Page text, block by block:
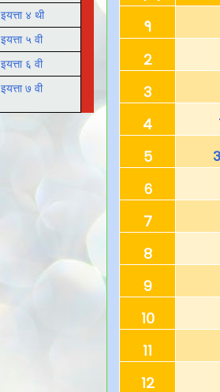
१
२
३
४
५
६
७
८
९
१०
११
१२
इयत्ता ४ थी
इयत्ता ५ वी
इयत्ता ६ वी
इयत्ता ७ वी